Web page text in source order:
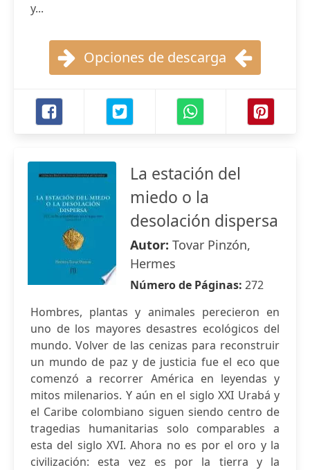
y...
Opciones de descarga
La estación del
miedo o la
desolación dispersa
Autor: Tovar Pinzón,
Hermes
Número de Páginas: 272
Hombres, plantas y animales perecieron en
uno de los mayores desastres ecológicos del
mundo. Volver de las cenizas para reconstruir
un mundo de paz y de justicia fue el eco que
comenzó a recorrer América en leyendas y
mitos milenarios. Y aún en el siglo XXI Urabá y
el Caribe colombiano siguen siendo centro de
tragedias humanitarias solo comparables a
esta del siglo XVI. Ahora no es por el oro y la
civilización: esta vez es por la tierra y la